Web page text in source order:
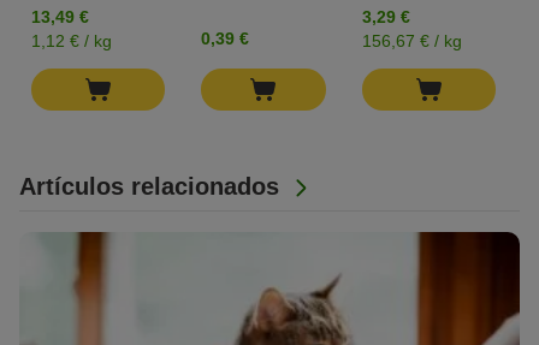
Artículos relacionados
13,49 €
1,12 € / kg
0,39 €
3,29 €
156,67 € / kg